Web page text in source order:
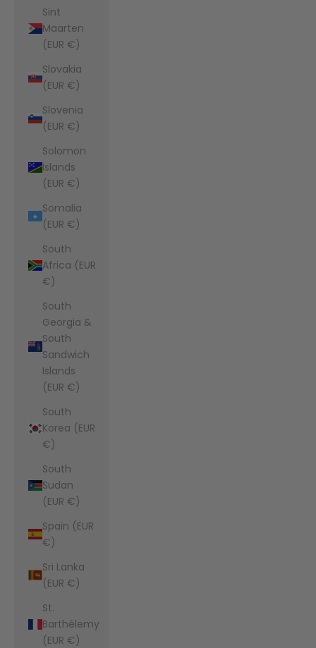
Sint
Maarten
(EUR €)
Slovakia
(EUR €)
Slovenia
(EUR €)
Solomon
Islands
(EUR €)
Somalia
(EUR €)
South
Africa (EUR
€)
South
Georgia &
South
Sandwich
Islands
(EUR €)
South
Korea (EUR
€)
South
Sudan
(EUR €)
Spain (EUR
€)
Sri Lanka
(EUR €)
St.
Barthélemy
(EUR €)